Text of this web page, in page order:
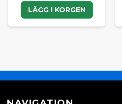
LÄGG I KORGEN